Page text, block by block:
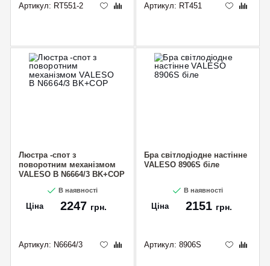
Артикул: RT551-2 Артикул: RT451
Люстра -спот з
поворотним механізмом
VALESO B N6664/3 BK+COP
В наявності
Ціна 2247 грн.
Артикул: N6664/3
Бра світлодіодне настінне
VALESO 8906S біле
В наявності
Ціна 2151 грн.
Артикул: 8906S